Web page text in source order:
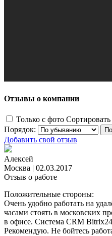
Отзывы о компании
Только с фото Сортировать
Порядок:
Добавить свой отзыв
Алексей
Москва | 02.03.2017
Отзыв о работе
Положительные стороны:
Очень удобно работать на
часами стоять в московских
в офисе. Система CRM
Рекомендую. Не бойтесь